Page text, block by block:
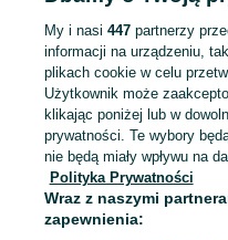
Ups!
Odśwież lub
My i nasi 447partnerzy
informacji na urządzeniu,
plikach cookie w celu
Użytkownik może
klikając poniżej lub w
prywatności. Te wybory
nie będą miały wpływu na
Polityka Prywatności
Wraz z naszymi
zapewnienia: